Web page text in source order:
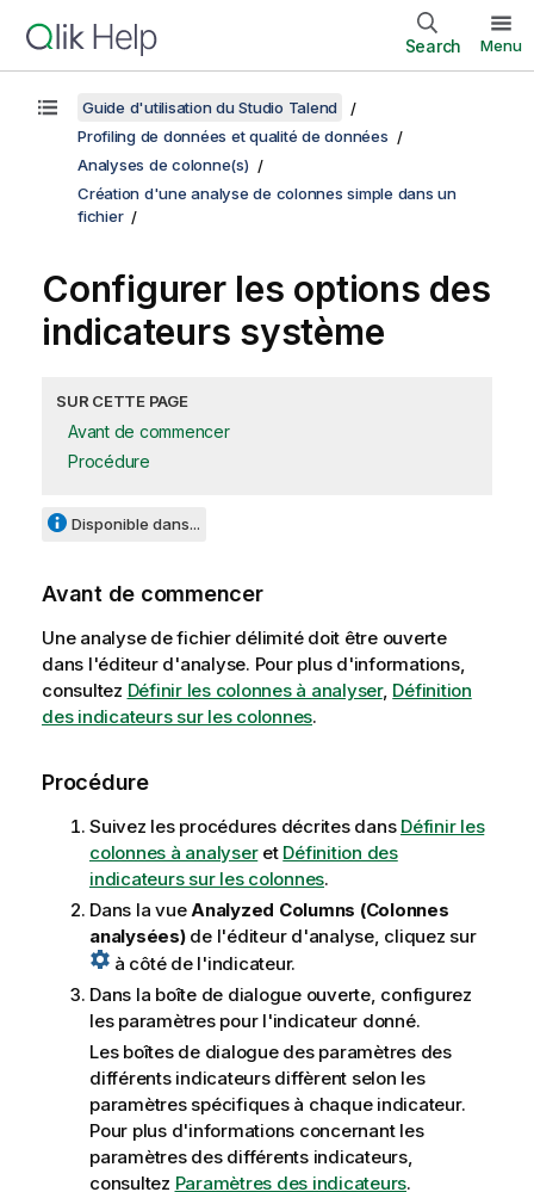
Search Menu
Guide d'utilisation du Studio Talend
Profiling de données et qualité de données
Analyses de colonne(s)
Création d'une analyse de colonnes simple dans un
fichier
Configurer les options des
indicateurs système
SUR CETTE PAGE
Avant de commencer
Procédure
Disponible dans...
Avant de commencer
Une analyse de fichier délimité doit être ouverte
dans l'éditeur d'analyse. Pour plus d'informations,
consultez Définir les colonnes à analyser, Définition
des indicateurs sur les colonnes.
Procédure
Suivez les procédures décrites dans Définir les
colonnes à analyseret Définition des
indicateurs sur les colonnes.
Dans la vueAnalyzed Columns (Colonnes
analysées)de l'éditeur d'analyse, cliquez sur
à côté de l'indicateur.
Dans la boîte de dialogue ouverte, configurez
les paramètres pour l'indicateur donné.
Les boîtes de dialogue des paramètres des
différents indicateurs diffèrent selon les
paramètres spécifiques à chaque indicateur.
Pour plus d'informations concernant les
paramètres des différents indicateurs,
consultez Paramètres des indicateurs.